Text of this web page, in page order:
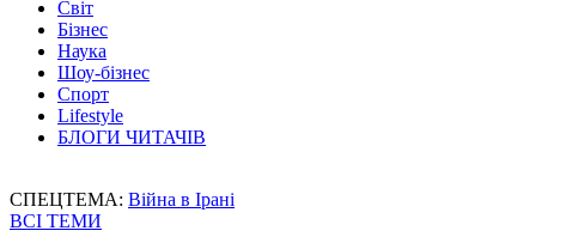
Світ
Бізнес
Наука
Шоу-бізнес
Спорт
Lifestyle
БЛОГИ ЧИТАЧІВ
СПЕЦТЕМА: Війна в Ірані
ВСІ ТЕМИ